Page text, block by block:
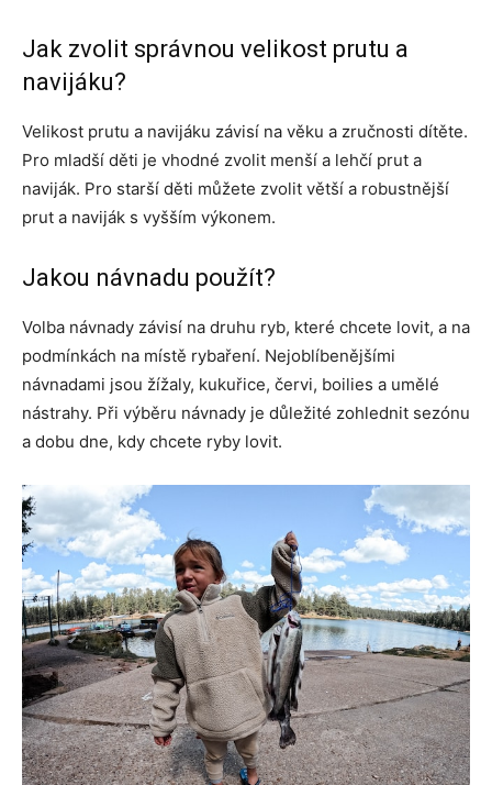
Jak zvolit správnou velikost prutu a
navijáku?
Velikost prutu a navijáku závisí na věku a zručnosti dítěte.
Pro mladší děti je vhodné zvolit menší a lehčí prut a
naviják. Pro starší děti můžete zvolit větší a robustnější
prut a naviják s vyšším výkonem.
Jakou návnadu použít?
Volba návnady závisí na druhu ryb, které chcete lovit, a na
podmínkách na místě rybaření. Nejoblíbenějšími
návnadami jsou žížaly, kukuřice, červi, boilies a umělé
nástrahy. Při výběru návnady je důležité zohlednit sezónu
a dobu dne, kdy chcete ryby lovit.